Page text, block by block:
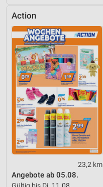
Action
23,2 km
Angebote ab 05.08.